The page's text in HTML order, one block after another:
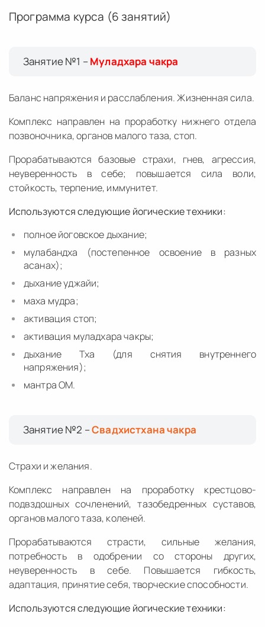
Программа курса (6 занятий)
Занятие №1 –Муладхара чакра
Баланс напряжения и расслабления. Жизненная сила.
Комплекс направлен на проработку нижнего отдела
позвоночника, органов малого таза, стоп.
Прорабатываются базовые страхи, гнев, агрессия,
неуверенность в себе; повышается сила воли,
стойкость, терпение, иммунитет.
Используются следующие йогические техники:
полное йоговское дыхание;
мулабандха (постепенное освоение в разных
асанах);
дыхание уджайи;
маха мудра;
активация стоп;
активация муладхара чакры;
дыхание Тха (для снятия внутреннего
напряжения);
мантра ОМ.
Занятие №2 –Свадхистхана чакра
Страхи и желания.
Комплекс направлен на проработку крестцово-
подвздошных сочленений, тазобедренных суставов,
органов малого таза, коленей.
Прорабатываются страсти, сильные желания,
потребность в одобрении со стороны других,
неуверенность в себе. Повышается гибкость,
адаптация, принятие себя, творческие способности.
Используются следующие йогические техники: